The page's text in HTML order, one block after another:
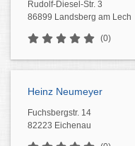
Rudolf-Diesel-Str. 3
86899 Landsberg am Lech
(0)
Heinz Neumeyer
Fuchsbergstr. 14
82223 Eichenau